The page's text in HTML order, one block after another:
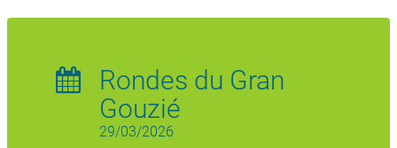
Rondes du Gran
Gouzié
29/03/2026